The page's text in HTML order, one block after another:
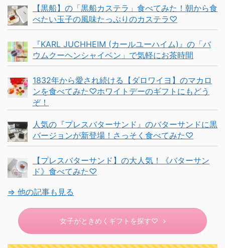
【黒船】の「黒船カステラ」食べてみた！朝から食
べたい玉子の風味たっぷりのカステラ♡
『KARL JUCHHEIM (カールユーハイム)』の「バ
ウムクーヘンシャイベン」で気軽にお茶時間
1832年から愛され続ける【ダロワイヨ】のマカロ
ンを食べてみた♡ホワイトデーのギフトにもどう
ぞ！
人気の『プレスバターサンド』のバターサンドに黒
バージョンが新登場！さっそく食べてみた♡
【プレスバターサンド】の大人気！《バターサン
ド》食べてみた♡
⇒ 他の記事も見る
女子がときめくギフトを探す♡